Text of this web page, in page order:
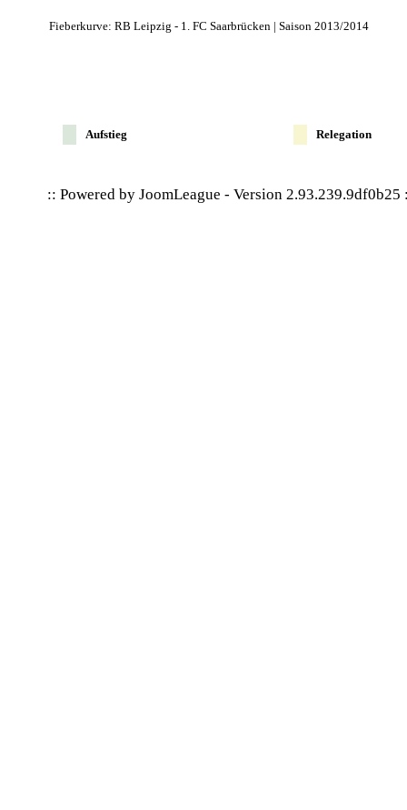
Fieberkurve: RB Leipzig - 1. FC Saarbrücken | Saison 2013/2014
Aufstieg Relegation
:: Powered by JoomLeague - Version 2.93.239.9df0b25